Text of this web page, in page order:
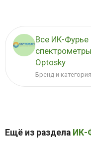
Все ИК-Фурье
спектрометры
Optosky
Бренд и категория
Ещё из раздела ИК-